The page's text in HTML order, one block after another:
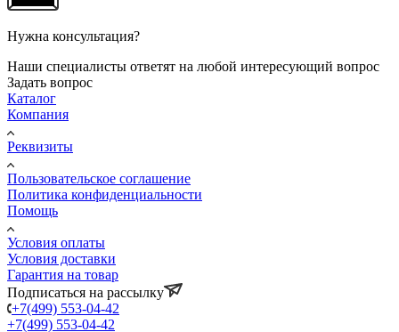
Нужна консультация?
Наши специалисты ответят на любой интересующий вопрос
Задать вопрос
Каталог
Компания
Реквизиты
Пользовательское соглашение
Политика конфиденциальности
Помощь
Условия оплаты
Условия доставки
Гарантия на товар
Подписаться на рассылку
+7(499) 553-04-42
+7(499) 553-04-42